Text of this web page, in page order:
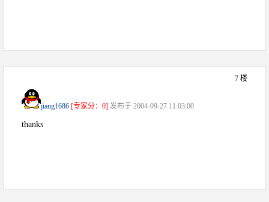
7 楼
jiang1686 [专家分：0] 发布于 2004-09-27 11:03:00
thanks